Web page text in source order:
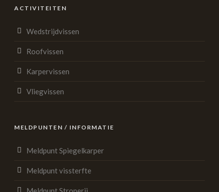
ACTIVITEITEN
Wedstrijdvissen
Roofvissen
Karpervissen
Vliegvissen
MELDPUNTEN / INFORMATIE
Meldpunt Spiegelkarper
Meldpunt vissterfte